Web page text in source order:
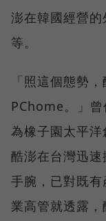
澎在韓國經營
等。
「照這個態勢
PChome。」
為橡子園太平洋
酷澎在台灣迅
手腕，已對既
業高管就透露